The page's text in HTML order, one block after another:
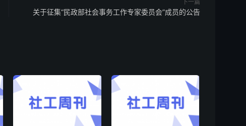
下一篇
关于征集“民政部社会事务工作专家委员会”成员的公告